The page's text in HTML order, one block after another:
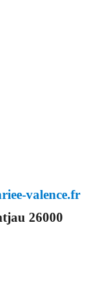
valence.fr
26000